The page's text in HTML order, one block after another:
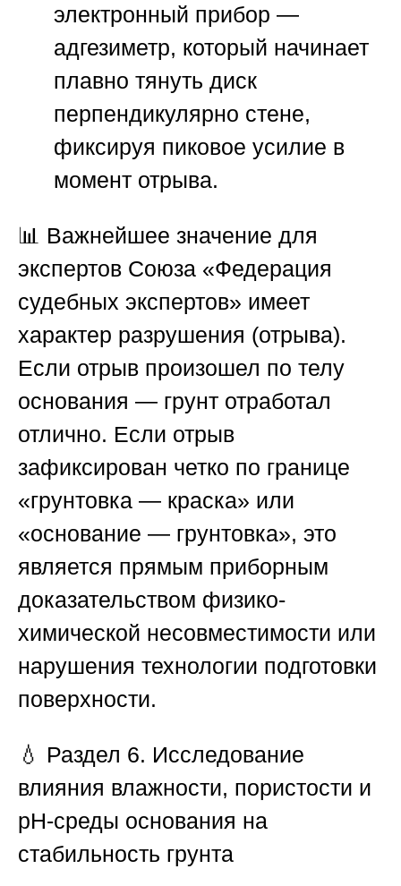
электронный прибор —
адгезиметр, который начинает
плавно тянуть диск
перпендикулярно стене,
фиксируя пиковое усилие в
момент отрыва.
📊 Важнейшее значение для
экспертов Союза «Федерация
судебных экспертов» имеет
характер разрушения (отрыва).
Если отрыв произошел по телу
основания — грунт отработал
отлично. Если отрыв
зафиксирован четко по границе
«грунтовка — краска» или
«основание — грунтовка», это
является прямым приборным
доказательством физико-
химической несовместимости или
нарушения технологии подготовки
поверхности.
💧 Раздел 6. Исследование
влияния влажности, пористости и
pH-среды основания на
стабильность грунта